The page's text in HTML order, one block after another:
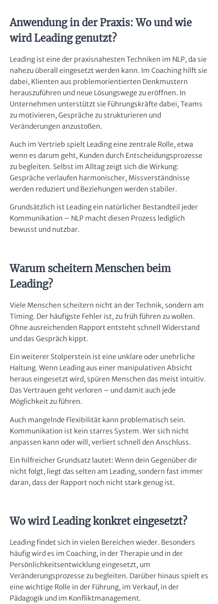
Anwendung in der Praxis: Wo und wie
wird Leading genutzt?
Leading ist eine der praxisnahesten Techniken im NLP, da sie
nahezu überall eingesetzt werden kann. Im Coaching hilft sie
dabei, Klienten aus problemorientierten Denkmustern
herauszuführen und neue Lösungswege zu eröffnen. In
Unternehmen unterstützt sie Führungskräfte dabei, Teams
zu motivieren, Gespräche zu strukturieren und
Veränderungen anzustoßen.
Auch im Vertrieb spielt Leading eine zentrale Rolle, etwa
wenn es darum geht, Kunden durch Entscheidungsprozesse
zu begleiten. Selbst im Alltag zeigt sich die Wirkung:
Gespräche verlaufen harmonischer, Missverständnisse
werden reduziert und Beziehungen werden stabiler.
Grundsätzlich ist Leading ein natürlicher Bestandteil jeder
Kommunikation – NLP macht diesen Prozess lediglich
bewusst und nutzbar.
Warum scheitern Menschen beim
Leading?
Viele Menschen scheitern nicht an der Technik, sondern am
Timing. Der häufigste Fehler ist, zu früh führen zu wollen.
Ohne ausreichenden Rapport entsteht schnell Widerstand
und das Gespräch kippt.
Ein weiterer Stolperstein ist eine unklare oder unehrliche
Haltung. Wenn Leading aus einer manipulativen Absicht
heraus eingesetzt wird, spüren Menschen das meist intuitiv.
Das Vertrauen geht verloren – und damit auch jede
Möglichkeit zu führen.
Auch mangelnde Flexibilität kann problematisch sein.
Kommunikation ist kein starres System. Wer sich nicht
anpassen kann oder will, verliert schnell den Anschluss.
Ein hilfreicher Grundsatz lautet: Wenn dein Gegenüber dir
nicht folgt, liegt das selten am Leading, sondern fast immer
daran, dass der Rapport noch nicht stark genug ist.
Wo wird Leading konkret eingesetzt?
Leading findet sich in vielen Bereichen wieder. Besonders
häufig wird es im Coaching, in der Therapie und in der
Persönlichkeitsentwicklung eingesetzt, um
Veränderungsprozesse zu begleiten. Darüber hinaus spielt es
eine wichtige Rolle in der Führung, im Verkauf, in der
Pädagogik und im Konfliktmanagement.